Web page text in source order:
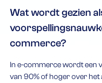
Wat wordt gezien
commerce?
In e-commerce wordt een
van 90% of hoger over het